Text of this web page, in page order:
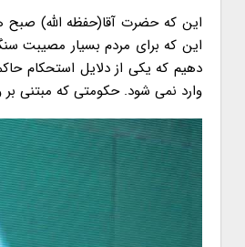
این که حضرت آقا(حفظه الله) صبح
این که برای مردم بسیار مصیبت
دهیم که یکی از دلایل استحکام
وارد نمی شود. حکومتی که مبتنی